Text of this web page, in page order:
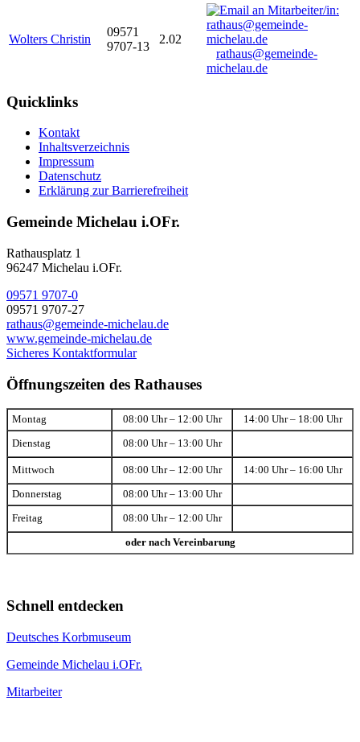
Wolters Christin
09571
9707-13
2.02
rathaus@gemeinde-
michelau.de
Quicklinks
Kontakt
Inhaltsverzeichnis
Impressum
Datenschutz
Erklärung zur Barrierefreiheit
Gemeinde Michelau i.OFr.
Rathausplatz 1
96247 Michelau i.OFr.
09571 9707-0
09571 9707-27
rathaus@gemeinde-michelau.de
www.gemeinde-michelau.de
Sicheres Kontaktformular
Öffnungszeiten des Rathauses
Montag 08:00 Uhr – 12:00 Uhr 14:00 Uhr – 18:00 Uhr
Dienstag 08:00 Uhr – 13:00 Uhr
Mittwoch 08:00 Uhr – 12:00 Uhr 14:00 Uhr – 16:00 Uhr
Donnerstag 08:00 Uhr – 13:00 Uhr
Freitag 08:00 Uhr – 12:00 Uhr
oder nach Vereinbarung
Schnell entdecken
Deutsches Korbmuseum
Gemeinde Michelau i.OFr.
Mitarbeiter